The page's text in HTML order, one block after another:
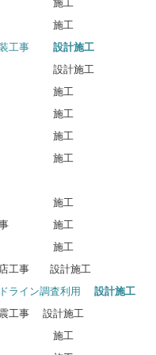
事 施工
事 施工
装工事 設計施工
設計施工
ム 施工
事 施工
事 施工
ノベ 施工
工事 施工
工事 施工
事 施工
工事 設計施工
ライン調査利用 設計施工
工事 設計施工
事 施工